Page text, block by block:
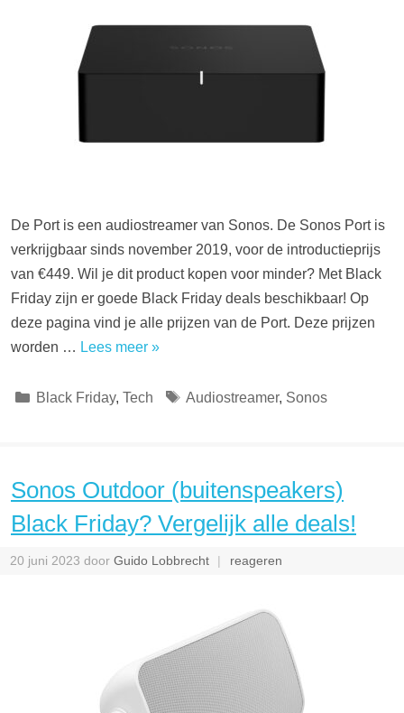
De Port is een audiostreamer van Sonos. De Sonos Port is
verkrijgbaar sinds november 2019, voor de introductieprijs
van €449. Wil je dit product kopen voor minder? Met Black
Friday zijn er goede Black Friday deals beschikbaar! Op
deze pagina vind je alle prijzen van de Port. Deze prijzen
worden … Lees meer »
Categorieën
Black Friday, Tech Tags
Audiostreamer, Sonos
Sonos Outdoor (buitenspeakers)
Black Friday? Vergelijk alle deals!
20 juni 2023 door Guido Lobbrecht reageren